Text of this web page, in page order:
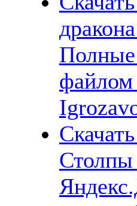
Полные
файлом
Столпы